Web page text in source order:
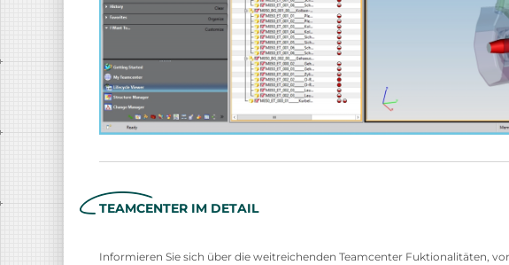
TEAMCENTER IM DETAIL
Informieren Sie sich über die weitreichenden Teamcenter Fuktionalitäten,